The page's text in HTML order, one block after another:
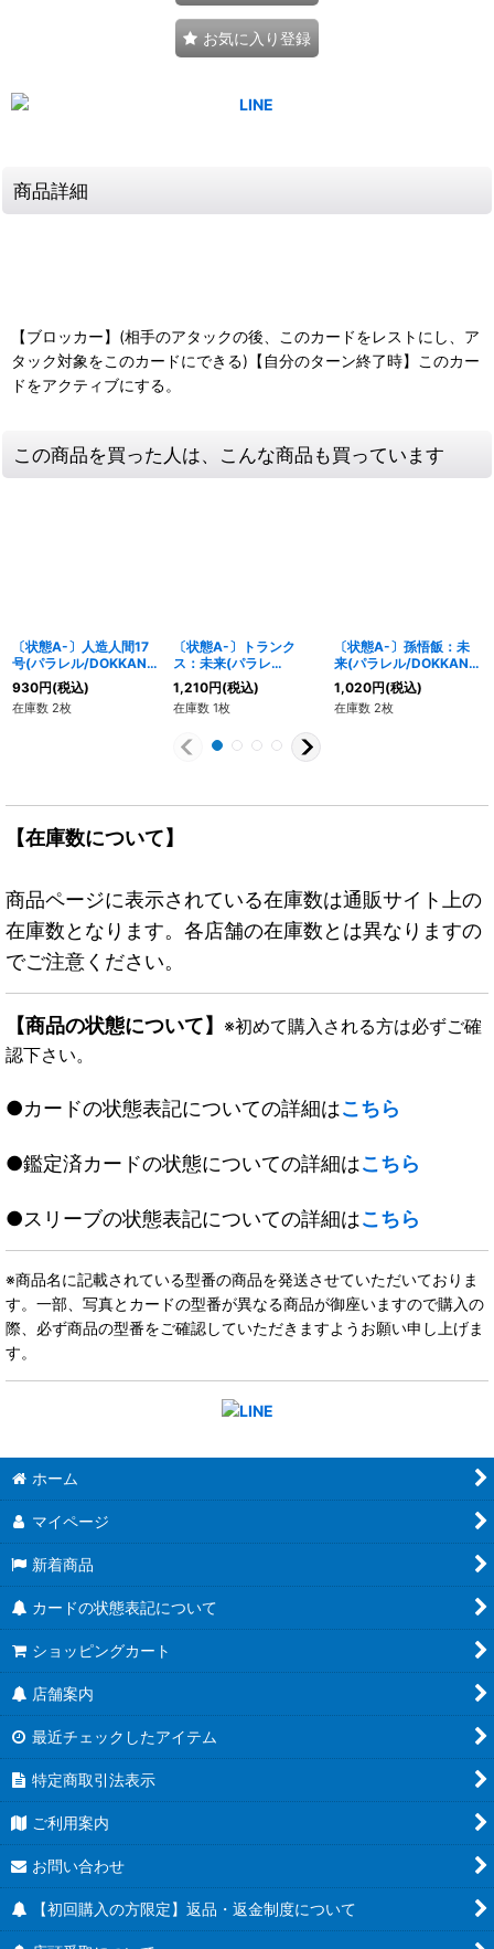
お気に入り登録
商品詳細
【ブロッカー】(相手のアタックの後、このカードをレストにし、ア
タック対象をこのカードにできる)【自分のターン終了時】このカー
ドをアクティブにする。
この商品を買った人は、こんな商品も買っています
〔状態A-〕人造人間17
号(パラレル/DOKKAN
BATTLE)【UC☆】
{FB01-077[FB05]}
930円(税込)
在庫数 2枚
〔状態A-〕トランク
ス：未来(パラレ
ル/DOKKAN BATTLE)
【R☆】{FB01-
049[FB05]}
1,210円(税込)
在庫数 1枚
〔状態A-〕孫悟飯：未
来(パラレル/DOKKAN
BATTLE)【SR☆】
{FB02-089[FB05]}
1,020円(税込)
在庫数 2枚
【在庫数について】
商品ページに表示されている在庫数は通販サイト上の
在庫数となります。各店舗の在庫数とは異なりますの
でご注意ください。
【商品の状態について】 ※初めて購入される方は必ずご確
認下さい。
●カードの状態表記についての詳細はこちら
●鑑定済カードの状態についての詳細はこちら
●スリーブの状態表記についての詳細はこちら
※商品名に記載されている型番の商品を発送させていただいておりま
す。一部、写真とカードの型番が異なる商品が御座いますので購入の
際、必ず商品の型番をご確認していただきますようお願い申し上げま
す。
ホーム
マイページ
新着商品
カードの状態表記について
ショッピングカート
店舗案内
最近チェックしたアイテム
特定商取引法表示
ご利用案内
お問い合わせ
【初回購入の方限定】返品・返金制度について